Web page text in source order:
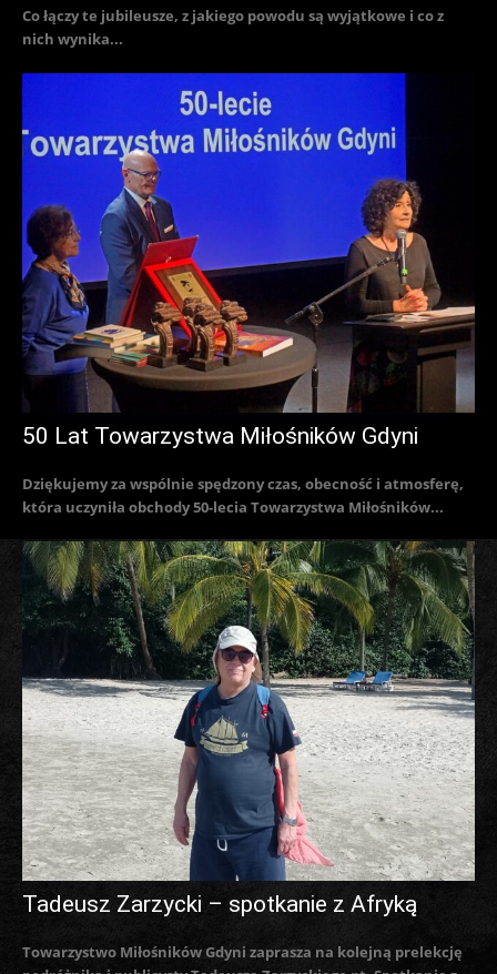
Co łączy te jubileusze, z jakiego powodu są wyjątkowe i co z
nich wynika...
50 Lat Towarzystwa Miłośników Gdyni
Dziękujemy za wspólnie spędzony czas, obecność i atmosferę,
która uczyniła obchody 50-lecia Towarzystwa Miłośników...
Tadeusz Zarzycki – spotkanie z Afryką
Towarzystwo Miłośników Gdyni zaprasza na kolejną prelekcję